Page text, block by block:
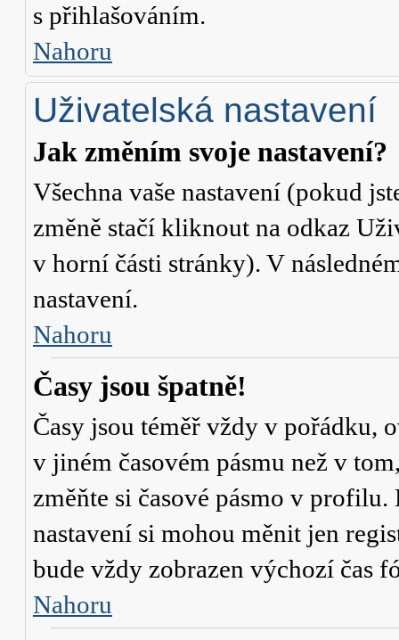
s přihlašováním.
Nahoru
Uživatelská nastavení
Jak změním svoje nastavení?
Všechna vaše nastavení (pokud
změně stačí kliknout na odkaz
v horní části stránky). V
nastavení.
Nahoru
Časy jsou špatně!
Časy jsou téměř vždy v pořádku,
v jiném časovém pásmu než v
změňte si časové pásmo v profilu.
nastavení si mohou měnit jen
bude vždy zobrazen výchozí čas
Nahoru